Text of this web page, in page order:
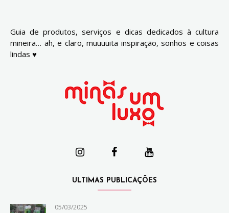
Guia de produtos, serviços e dicas dedicados à cultura
mineira… ah, e claro, muuuuita inspiração, sonhos e coisas
lindas ♥
ULTIMAS PUBLICAÇÕES
05/03/2025